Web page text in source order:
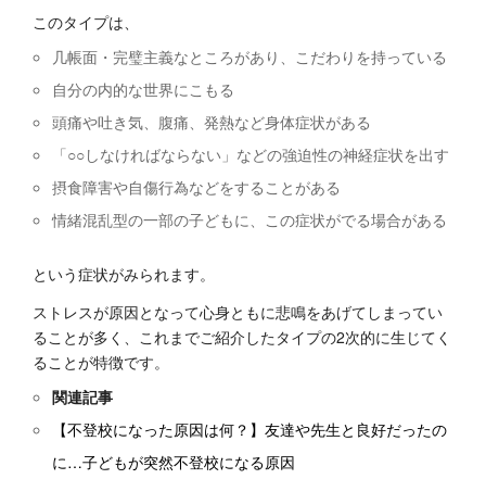
このタイプは、
几帳面・完璧主義なところがあり、こだわりを持っている
自分の内的な世界にこもる
頭痛や吐き気、腹痛、発熱など身体症状がある
「○○しなければならない」などの強迫性の神経症状を出す
摂食障害や自傷行為などをすることがある
情緒混乱型の一部の子どもに、この症状がでる場合がある
という症状がみられます。
ストレスが原因となって心身ともに悲鳴をあげてしまってい
ることが多く、これまでご紹介したタイプの2次的に生じてく
ることが特徴です。
関連記事
【不登校になった原因は何？】友達や先生と良好だったの
に…子どもが突然不登校になる原因